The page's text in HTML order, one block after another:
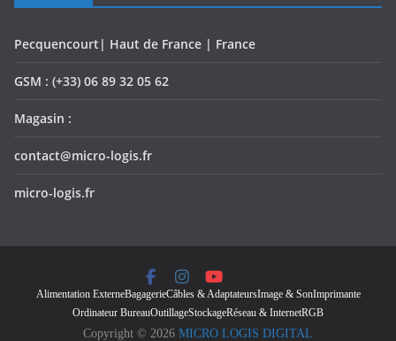
Pecquencourt| Haut de France | France
GSM : (+33) 06 89 32 05 62
Magasin :
contact@micro-logis.fr
micro-logis.fr
Alimentation ExterneBagagerieCâbles & AdaptateursImage & SonImprimante
Ordinateur BureauOutillageStockageRéseau & InternetRGB
Copyright © 2026 MICRO LOGIS DIGITAL